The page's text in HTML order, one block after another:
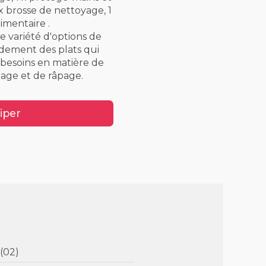
brosse de nettoyage, 1
.
variété d'options de
des plats qui
en matière de
et de râpage.
(02)